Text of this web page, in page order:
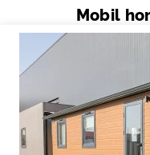
Mobil